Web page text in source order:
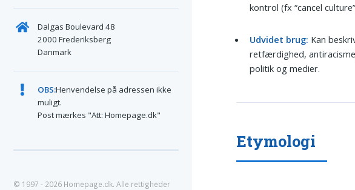
kontrol (fx “cancel
Udvidet brug: Kan
retfærdighed,
politik og medier.
Etymologi
Dalgas Boulevard 48
2000 Frederiksberg
Danmark
OBS:Henvendelse på adressen ikke
muligt.
Post mærkes "Att: Homepage.dk"
© 1997 - 2026 Homepage.dk. Alle rettigheder